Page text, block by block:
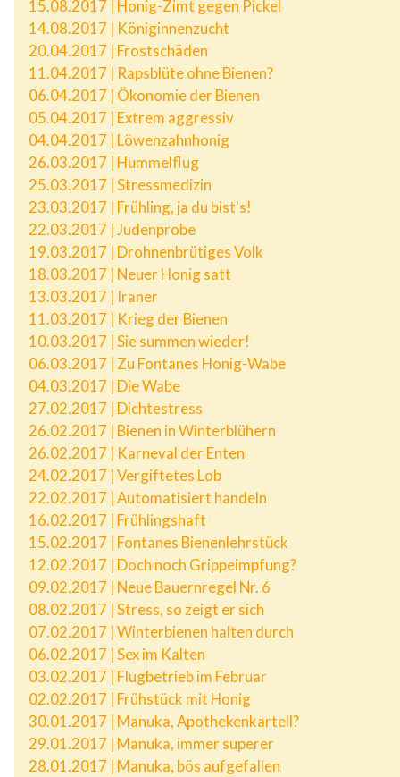
15.08.2017 | Honig-Zimt gegen Pickel
14.08.2017 | Königinnenzucht
20.04.2017 | Frostschäden
11.04.2017 | Rapsblüte ohne Bienen?
06.04.2017 | Ökonomie der Bienen
05.04.2017 | Extrem aggressiv
04.04.2017 | Löwenzahnhonig
26.03.2017 | Hummelflug
25.03.2017 | Stressmedizin
23.03.2017 | Frühling, ja du bist's!
22.03.2017 | Judenprobe
19.03.2017 | Drohnenbrütiges Volk
18.03.2017 | Neuer Honig satt
13.03.2017 | Iraner
11.03.2017 | Krieg der Bienen
10.03.2017 | Sie summen wieder!
06.03.2017 | Zu Fontanes Honig-Wabe
04.03.2017 | Die Wabe
27.02.2017 | Dichtestress
26.02.2017 | Bienen in Winterblühern
26.02.2017 | Karneval der Enten
24.02.2017 | Vergiftetes Lob
22.02.2017 | Automatisiert handeln
16.02.2017 | Frühlingshaft
15.02.2017 | Fontanes Bienenlehrstück
12.02.2017 | Doch noch Grippeimpfung?
09.02.2017 | Neue Bauernregel Nr. 6
08.02.2017 | Stress, so zeigt er sich
07.02.2017 | Winterbienen halten durch
06.02.2017 | Sex im Kalten
03.02.2017 | Flugbetrieb im Februar
02.02.2017 | Frühstück mit Honig
30.01.2017 | Manuka, Apothekenkartell?
29.01.2017 | Manuka, immer superer
28.01.2017 | Manuka, bös aufgefallen